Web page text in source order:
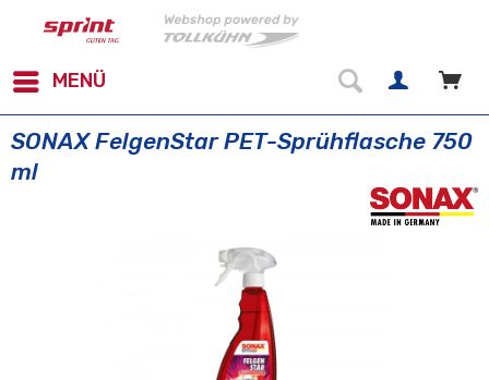
MENÜ
SONAX FelgenStar PET-Sprühflasche 750
ml